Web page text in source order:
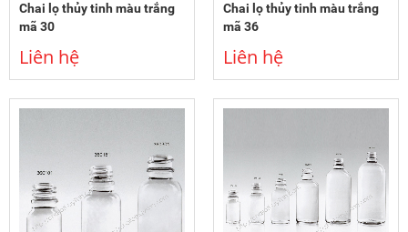
Chai lọ thủy tinh màu trắng
mã 30
Liên hệ
Chai lọ thủy tinh màu trắng
mã 36
Liên hệ